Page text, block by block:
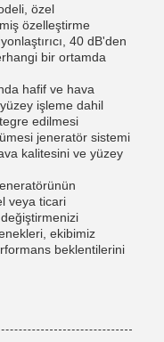
özel
özelleştirme
40 dB'den
bir ortamda
hafif ve hava
işleme dahil
edilmesi
jeneratör sistemi
kalitesini ve yüzey
veya ticari
ekibimiz
beklentilerini